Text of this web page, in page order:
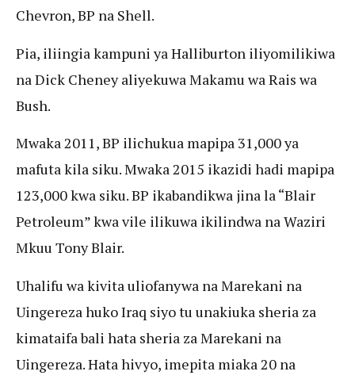
Chevron, BP na Shell.
Pia, iliingia kampuni ya Halliburton iliyomilikiwa
na Dick Cheney aliyekuwa Makamu wa Rais wa
Bush.
Mwaka 2011, BP ilichukua mapipa 31,000 ya
mafuta kila siku. Mwaka 2015 ikazidi hadi mapipa
123,000 kwa siku. BP ikabandikwa jina la “Blair
Petroleum” kwa vile ilikuwa ikilindwa na Waziri
Mkuu Tony Blair.
Uhalifu wa kivita uliofanywa na Marekani na
Uingereza huko Iraq siyo tu unakiuka sheria za
kimataifa bali hata sheria za Marekani na
Uingereza. Hata hivyo, imepita miaka 20 na